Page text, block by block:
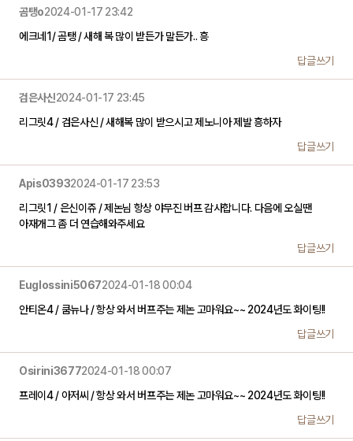
곰탱o2024-01-17 23:42
에크네1/ 곰탱 / 새해 복 많이 받든가 말든가.. 흥
답글쓰기
검은사신2024-01-17 23:45
리그릿4 / 검은사신 / 새해복 많이 받으시고 제노니아 제발 흥하자
답글쓰기
Apis03932024-01-17 23:53
리그릿1 / 은신이쥬 / 제논님 항상 야무진 버프 감사합니다. 다음에 오실땐
아재개그 좀 더 연습해와주세요
답글쓰기
Euglossini50672024-01-18 00:04
안티온4 / 쿰뉴나 / 항상 와서 버프주는 제논 고마워요~~ 2024년도 화이팅!!
답글쓰기
Osirini36772024-01-18 00:07
프레이4 / 아저씨 / 항상 와서 버프주는 제논 고마워요~~ 2024년도 화이팅!!
답글쓰기